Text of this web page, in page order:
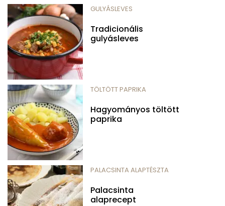
GULYÁSLEVES
Tradicionális
gulyásleves
TÖLTÖTT PAPRIKA
Hagyományos töltött
paprika
PALACSINTA ALAPTÉSZTA
Palacsinta
alaprecept